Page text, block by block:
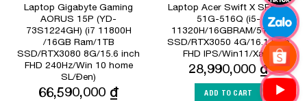
Laptop Gigabyte Gaming
AORUS 15P (YD-
73S1224GH) (i7 11800H
/16GB Ram/1TB
SSD/RTX3080 8G/15.6 inch
FHD 240Hz/Win 10 home
SL/Đen)
66,590,000 ₫
Laptop Acer Swift X SFX16-
51G-516Q (i5-
11320H/16GBRAM/512GB
SSD/RTX3050 4G/16.1 inch
FHD IPS/Win11/Xám)
28,990,000 ₫
ADD TO CART